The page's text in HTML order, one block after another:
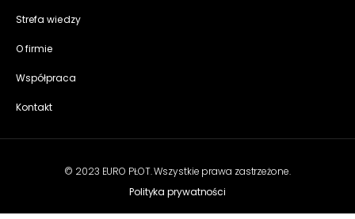
Strefa wiedzy
O firmie
Współpraca
Kontakt
© 2023 EURO PŁOT. Wszystkie prawa zastrzeżone.
Polityka prywatności